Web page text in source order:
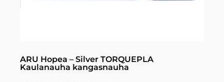
ARU Hopea – Silver TORQUEPLA
Kaulanauha kangasnauha